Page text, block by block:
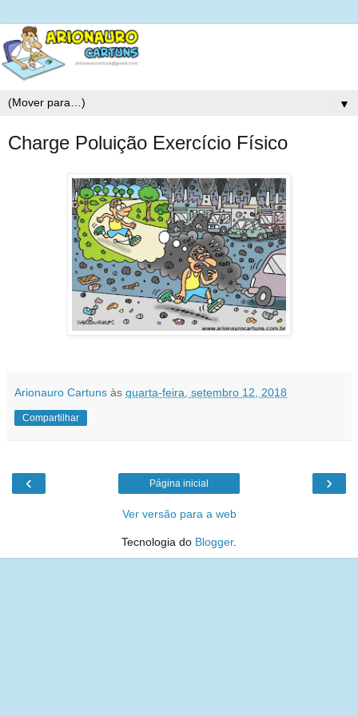
▼
Charge Poluição Exercício Físico
Arionauro Cartuns às quarta-feira, setembro 12, 2018
Compartilhar
‹ ›
Página inicial
Ver versão para a web
Tecnologia do Blogger.